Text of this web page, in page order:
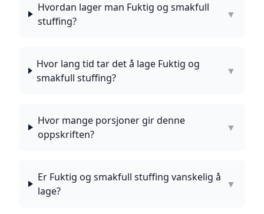
Hvordan lager man Fuktig og smakfull
stuffing?
▼
Hvor lang tid tar det å lage Fuktig og
smakfull stuffing?
▼
Hvor mange porsjoner gir denne
oppskriften?
▼
Er Fuktig og smakfull stuffing vanskelig å
lage?
▼